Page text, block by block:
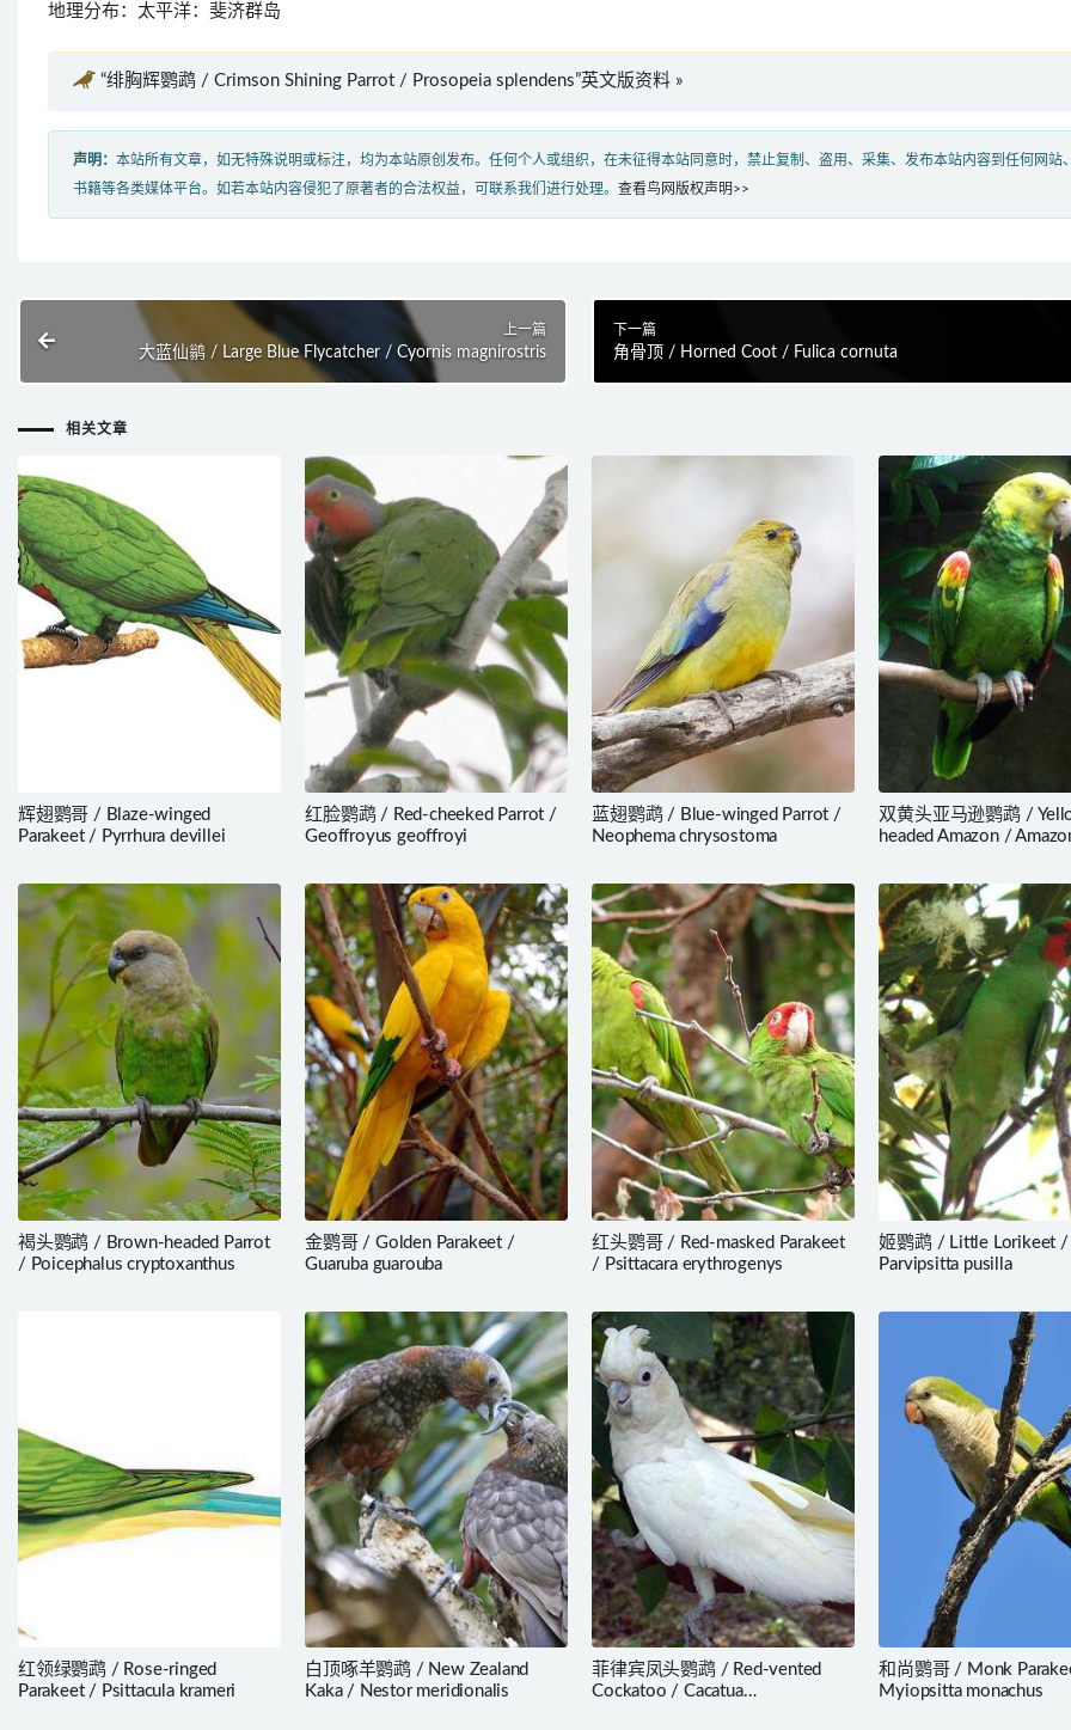
地理分布：太平洋：斐济群岛
“绯胸辉鹦鹉 / Crimson Shining Parrot / Prosopeia splendens”英文版资料 »
声明： 本站所有文章，如无特殊说明或标注，均为本站原创发布。任何个人或组织，在未征得本站同意时，禁止复制、盗用、采集、发布本站内容到任何网站
书籍等各类媒体平台。如若本站内容侵犯了原著者的合法权益，可联系我们进行处理。 查看鸟网版权声明>>
上一篇
大蓝仙鹟 / Large Blue Flycatcher / Cyornis magnirostris
下一篇
角骨顶 / Horned Coot / Fulica cornuta
相关文章
辉翅鹦哥 / Blaze-winged
Parakeet / Pyrrhura devillei
红脸鹦鹉 / Red-cheeked Parrot /
Geoffroyus geoffroyi
蓝翅鹦鹉 / Blue-winged Parrot /
Neophema chrysostoma
双黄头亚马逊鹦鹉 /
headed Amazon /
褐头鹦鹉 / Brown-headed Parrot
/ Poicephalus cryptoxanthus
金鹦哥 / Golden Parakeet /
Guaruba guarouba
红头鹦哥 / Red-masked Parakeet
/ Psittacara erythrogenys
姬鹦鹉 / Little Lorikeet /
Parvipsitta pusilla
红领绿鹦鹉 / Rose-ringed
Parakeet / Psittacula krameri
白顶啄羊鹦鹉 / New Zealand
Kaka / Nestor meridionalis
菲律宾凤头鹦鹉 / Red-vented
Cockatoo / Cacatua
和尚鹦哥 / Monk
Myiopsitta monachus